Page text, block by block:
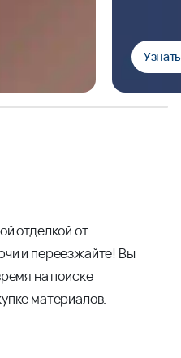
отделкой от
и переезжайте! Вы
на поиске
материалов.